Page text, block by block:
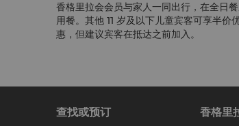
香格里拉会会员与家人一同出行，在全日
用餐。其他 11 岁及以下儿童宾客可享半
惠，但建议宾客在抵达之前加入。
查找或预订 香格里